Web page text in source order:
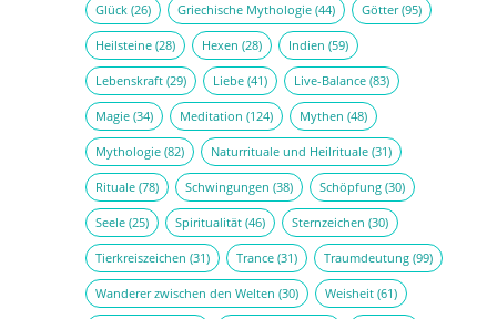
Glück(26) Griechische Mythologie(44) Götter(95)
Heilsteine(28) Hexen (28) Indien (59)
Lebenskraft(29) Liebe(41) Live-Balance(83)
Magie(34) Meditation (124) Mythen (48)
Mythologie(82) Naturrituale und Heilrituale(31)
Rituale(78) Schwingungen (38) Schöpfung(30)
Seele(25) Spiritualität(46) Sternzeichen (30)
Tierkreiszeichen (31) Trance(31) Traumdeutung(99)
Wanderer zwischen den Welten (30) Weisheit(61)